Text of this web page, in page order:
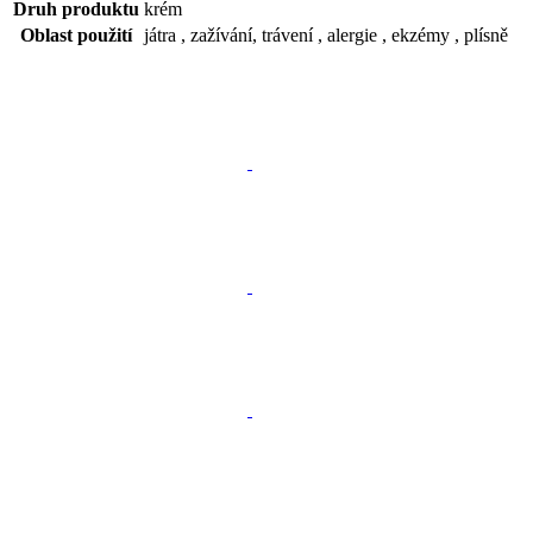
Druh produktu krém
Oblast použití játra , zažívání, trávení , alergie , ekzémy , plísně